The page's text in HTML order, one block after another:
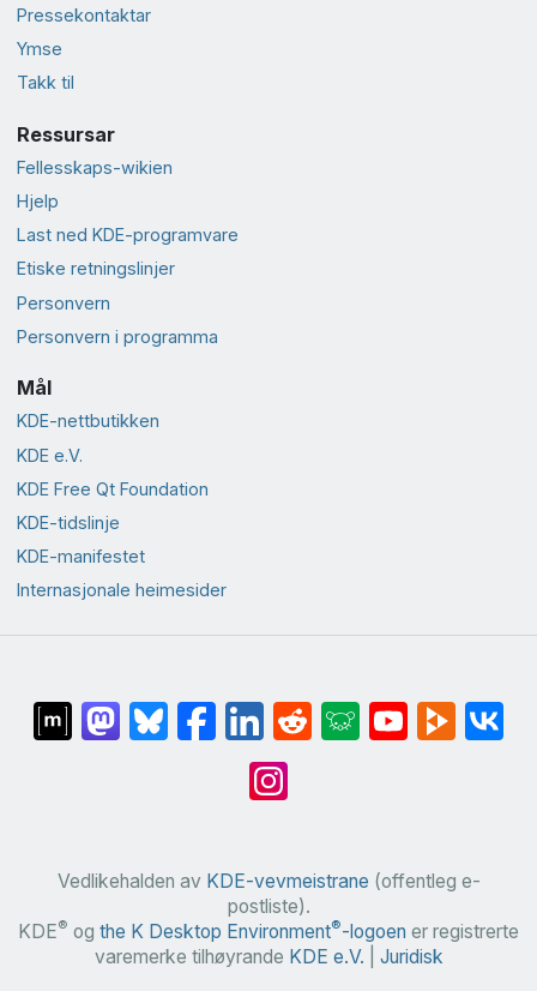
Presse­kontaktar
Ymse
Takk til
Ressursar
Fellesskaps-wikien
Hjelp
Last ned KDE-programvare
Etiske retningslinjer
Personvern
Personvern i programma
Mål
KDE-nettbutikken
KDE e.V.
KDE Free Qt Foundation
KDE-tidslinje
KDE-manifestet
Internasjonale heimesider
Vedlikehalden av KDE-vevmeistrane (offentleg e-
postliste).
KDE® og the K Desktop Environment®-logoen er registrerte
varemerke tilhøyrande KDE e.V. Juridisk